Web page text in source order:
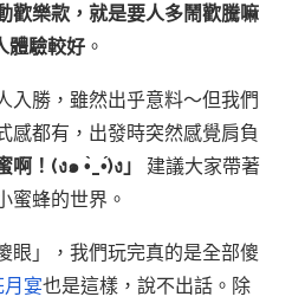
歡樂款，就是要人多鬧歡騰嘛
驗較好 。
入勝，雖然出乎意料～但我們
感都有，出發時突然感覺肩負
啊！(ง๑ •̀_•́)ง」
建議大家帶著
蜜蜂的世界。
眼」，我們玩完真的是全部傻
月宴也是這樣，說不出話。除